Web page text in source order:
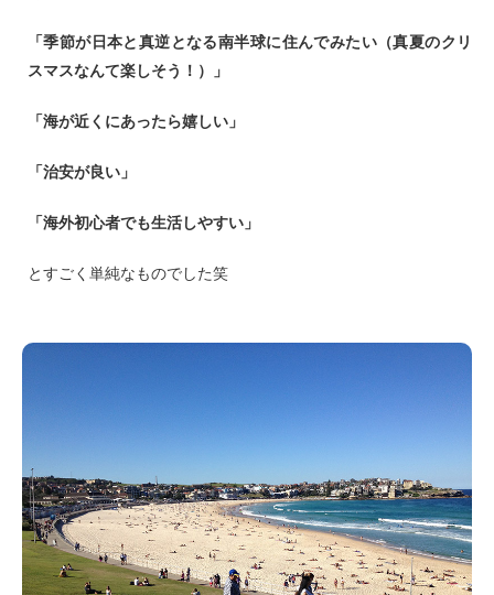
「季節が日本と真逆となる南半球に住んでみたい（真夏のクリ
スマスなんて楽しそう！）」
「海が近くにあったら嬉しい」
「治安が良い」
「海外初心者でも生活しやすい」
とすごく単純なものでした笑